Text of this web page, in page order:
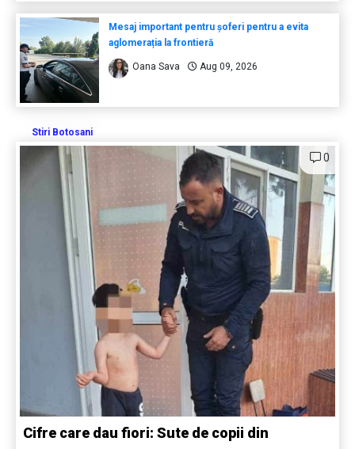
Mesaj important pentru șoferi pentru a evita
aglomerația la frontieră
Oana Sava Aug 09, 2026
Stiri Botosani
0
Cifre care dau fiori: Sute de copii din